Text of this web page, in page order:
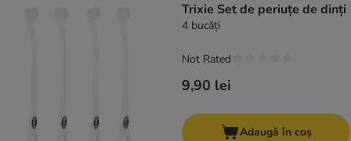
Trixie Set de periuțe de dinți
4 bucăți
9,90 lei
Not Rated
Adaugă în coș